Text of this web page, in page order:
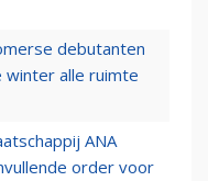
debutanten
winter alle ruimte
ANA
order voor